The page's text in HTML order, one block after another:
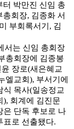
박만진 신임 총
회장, 김종화 서
부회록서기, 김
서는 신임 총회장
총회장에 김종봉
장로(새은혜교
엘교회), 부서기에
식 목사(일송정교
), 회계에 김진문
은 단독 후보로 나
표로 선출됐다.